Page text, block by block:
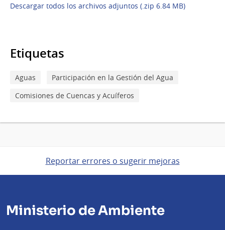
Descargar todos los archivos adjuntos (.zip 6.84 MB)
Etiquetas
Aguas
Participación en la Gestión del Agua
Comisiones de Cuencas y Acuíferos
Reportar errores o sugerir mejoras
Ministerio de Ambiente